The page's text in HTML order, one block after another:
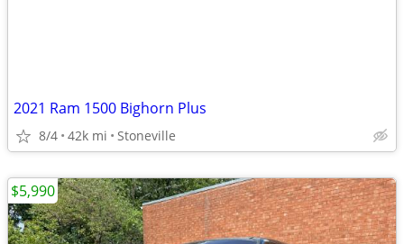
2021 Ram 1500 Bighorn Plus
8/4 42k mi Stoneville
$5,990